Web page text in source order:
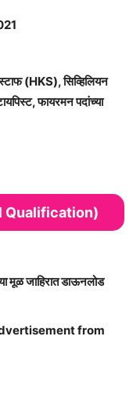
(HKS), सिव्हिलियन
फायरमन पदांच्या
Qualification)
मूळ जाहिरात डाऊनलोड
from